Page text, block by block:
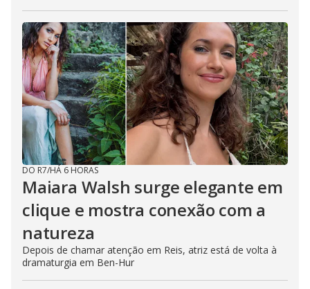
DO R7/HÁ 6 HORAS
Maiara Walsh surge elegante em
clique e mostra conexão com a
natureza
Depois de chamar atenção em Reis, atriz está de volta à
dramaturgia em Ben-Hur